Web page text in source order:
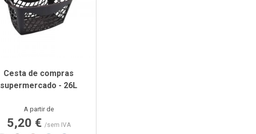
Cesta de compras
supermercado - 26L
Preço
A partir de
5,20 € /sem IVA